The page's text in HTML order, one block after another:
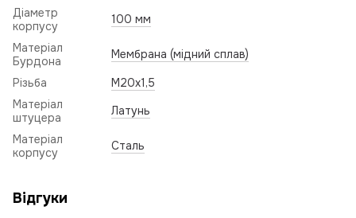
Діаметр
корпусу
100 мм
Матеріал
Бурдона
Мембрана (мідний сплав)
Різьба
M20x1,5
Матеріал
штуцера
Латунь
Матеріал
корпусу
Сталь
Відгуки